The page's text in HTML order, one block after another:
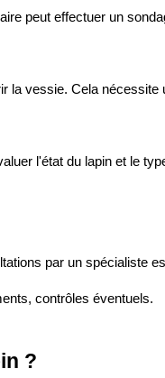
peut effectuer un
la vessie. Cela nécessite
l'état du lapin et le
par un spécialiste
contrôles éventuels.
?